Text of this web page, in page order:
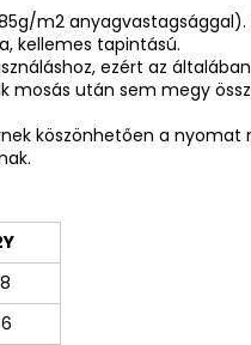
m2 anyagvastagsággal).
kellemes tapintású.
ezért az általában
mosás után sem megy
köszönhetően a nyomat